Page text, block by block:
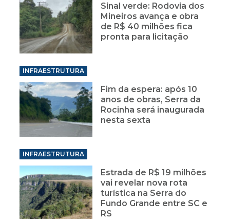
Sinal verde: Rodovia dos
Mineiros avança e obra
de R$ 40 milhões fica
pronta para licitação
INFRAESTRUTURA
Fim da espera: após 10
anos de obras, Serra da
Rocinha será inaugurada
nesta sexta
INFRAESTRUTURA
Estrada de R$ 19 milhões
vai revelar nova rota
turística na Serra do
Fundo Grande entre SC e
RS